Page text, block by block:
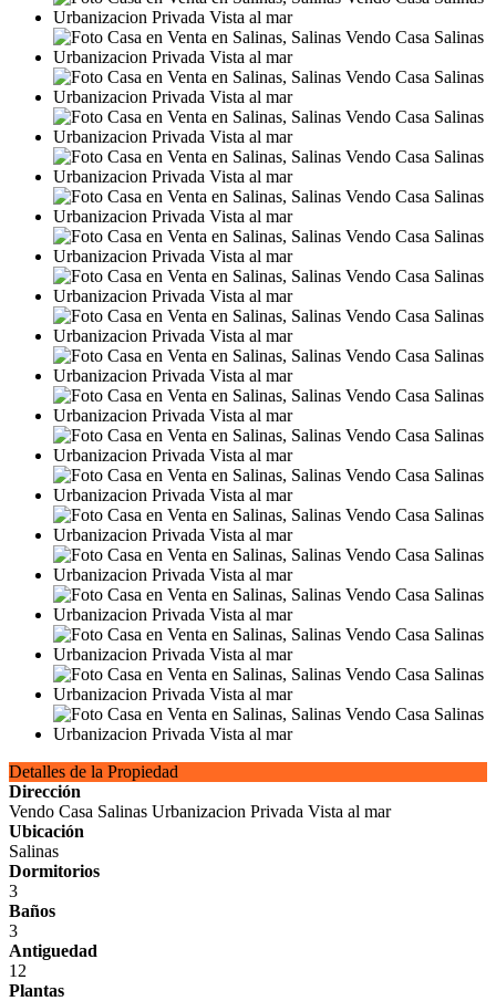
Detalles de la Propiedad
Dirección
Vendo Casa Salinas Urbanizacion Privada Vista al mar
Ubicación
Salinas
Dormitorios
3
Baños
3
Antiguedad
12
Plantas